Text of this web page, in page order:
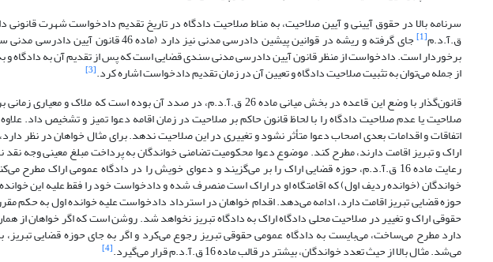
ق.آ.د.م[1] جای گرفته و ریشه در قوانین پیشین دادرسی مدنی نیز دارد (ماده 46 قانون آیین دادرسی مدنی سال 1318
برخوردار است. دادخواست از منظر قانون آیین دادرسی مدنی سندی قضایی است که پس از تقدیم آن به دادگاه و
از جمله می‌توان به تثبیت صلاحیت دادگاه و تعیین آن در زمان تقدیم دادخواست اشاره کرد.[3]
قانون‌گذار با وضع این قاعده در بخش میانی ماده 26 ق.آ.د.م، در صدد آن بوده
صلاحیت یا عدم صلاحیت دادگاه را با لحاظ قانون حاکم بر صلاحیت در زمان اقامه دعوا تمیز و تشخیص داد.
اتفاقات و اقدامات بعدی اصحاب دعوا متأثر نشود و تغییری در این صلاحیت ندهد. برای مثال خواهان در نظر
رعایت ماده 16 ق.آ.د.م، حوزه قضایی اراک را بر می‌گزیند و دعوای خویش را در دادگاه عمومی اراک
خواندگان (خوانده ردیف اول) که اقامتگاه او در اراک است منصرف شده و دادخواست خود را فقط علیه این
حقوقی اراک و تغییر در صلاحیت محلی دادگاه اراک به دادگاه تبریز نخواهد شد. روشن است که اگر خواهان از
دارد مطرح می‌ساخت، می‌بایست به دادگاه عمومی حقوقی تبریز رجوع می‌کرد و اگر به جای حوزه قضایی
می‌شد. مثال بالا از حیث تعدد خواندگان، بیشتر در قالب ماده 16 ق.آ.د.م قرار می‌گیرد. [4]